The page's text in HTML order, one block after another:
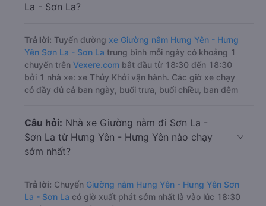
La - Sơn La?
Trả lời: Tuyến đường xe Giường nằm Hưng Yên - Hưng
Yên Sơn La - Sơn La trung bình mỗi ngày có khoảng 1
chuyến trên Vexere.com bắt đầu từ 18:30 đến 18:30
bởi 1 nhà xe: xe Thủy Khởi vận hành. Các giờ xe chạy
có đầy đủ cả ban ngày, buổi trưa, buổi chiều, ban đêm
Câu hỏi: Nhà xe Giường nằm đi Sơn La -
Sơn La từ Hưng Yên - Hưng Yên nào chạy
sớm nhất?
Trả lời: Chuyến Giường nằm Hưng Yên - Hưng Yên Sơn
La - Sơn La có giờ xuất phát sớm nhất là vào lúc 18:30